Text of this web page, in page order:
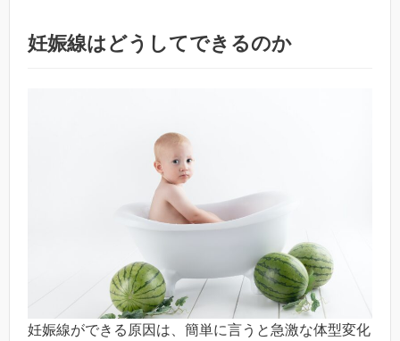
妊娠線はどうしてできるのか
妊娠線ができる原因は、簡単に言うと急激な体型変化